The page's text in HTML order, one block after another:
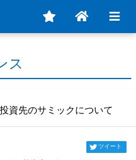
ス
資先のサミックについて
ツイート